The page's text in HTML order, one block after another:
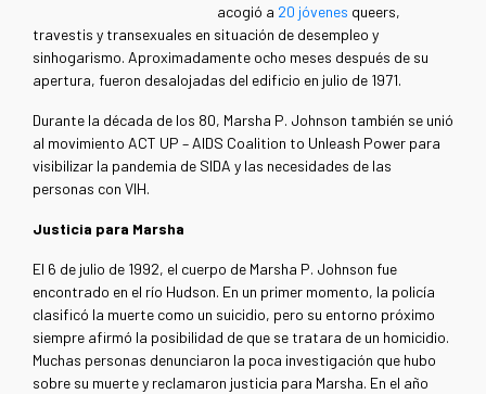
acogió a 20 jóvenes queers,
travestis y transexuales en situación de desempleo y
sinhogarismo. Aproximadamente ocho meses después de su
apertura, fueron desalojadas del edificio en julio de 1971.
Durante la década de los 80, Marsha P. Johnson también se unió
al movimiento ACT UP – AIDS Coalition to Unleash Power para
visibilizar la pandemia de SIDA y las necesidades de las
personas con VIH.
Justicia para Marsha
El 6 de julio de 1992, el cuerpo de Marsha P. Johnson fue
encontrado en el río Hudson. En un primer momento, la policía
clasificó la muerte como un suicidio, pero su entorno próximo
siempre afirmó la posibilidad de que se tratara de un homicidio.
Muchas personas denunciaron la poca investigación que hubo
sobre su muerte y reclamaron justicia para Marsha. En el año